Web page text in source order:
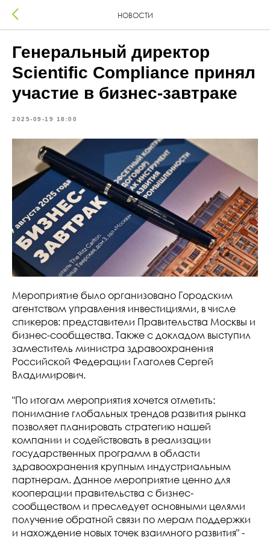
НОВОСТИ
Генеральный директор
Scientific Compliance принял
участие в бизнес-завтраке
2025-09-19 18:00
Мероприятие было организовано Городским
агентством управления инвестициями, в числе
спикеров: представители Правительства Москвы и
бизнес-сообщества. Также с докладом выступил
заместитель министра здравоохранения
Российской Федерации Глаголев Сергей
Владимирович.
"По итогам мероприятия хочется отметить:
понимание глобальных трендов развития рынка
позволяет планировать стратегию нашей
компании и содействовать в реализации
государственных программ в области
здравоохранения крупным индустриальным
партнерам. Данное мероприятие ценно для
кооперации правительства с бизнес-
сообществом и преследует основными целями
получение обратной связи по мерам поддержки
и нахождение новых точек взаимного развития" -